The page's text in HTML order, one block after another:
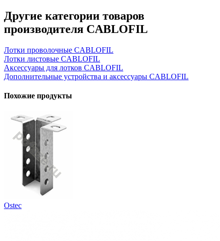
Другие категории товаров
производителя CABLOFIL
Лотки проволочные CABLOFIL
Лотки листовые CABLOFIL
Аксессуары для лотков CABLOFIL
Дополнительные устройства и аксессуары CABLOFIL
Похожие продукты
Ostec